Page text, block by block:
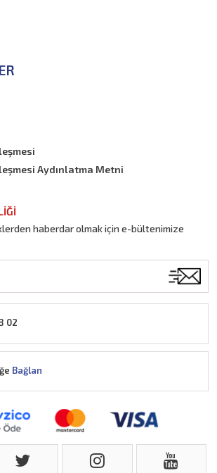
Aydınlatma Metni
haberdar olmak için e-bültenimize
02
Bağlan